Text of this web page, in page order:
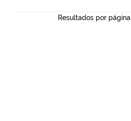
Resultados por página